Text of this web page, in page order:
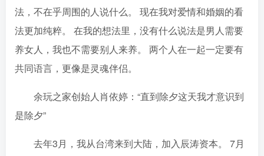
法，不在乎周围的人说什么。 现在我对爱情和婚姻的看
法更加纯粹。 在我的想法里，没有什么说法是男人需要
养女人，我也不需要别人来养。 两个人在一起一定要有
共同语言，更像是灵魂伴侣。
余玩之家创始人肖依婷：“直到除夕这天我才意识到
是除夕”
去年3月，我从台湾来到大陆，加入辰涛资本。 7月